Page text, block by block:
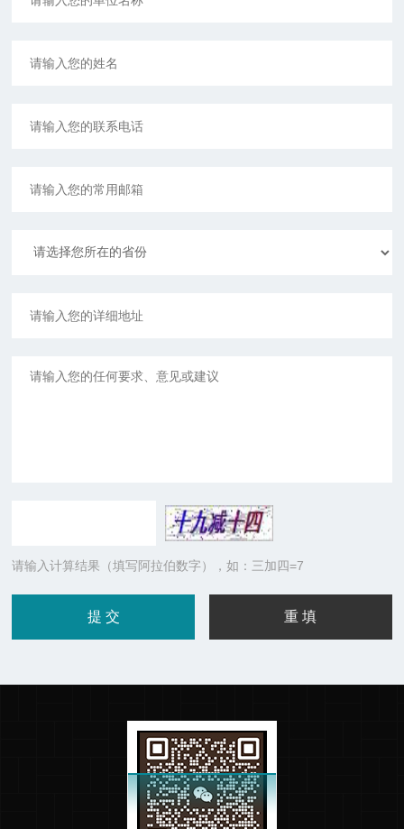
请输入计算结果（填写阿拉伯数字），如：三加四=7